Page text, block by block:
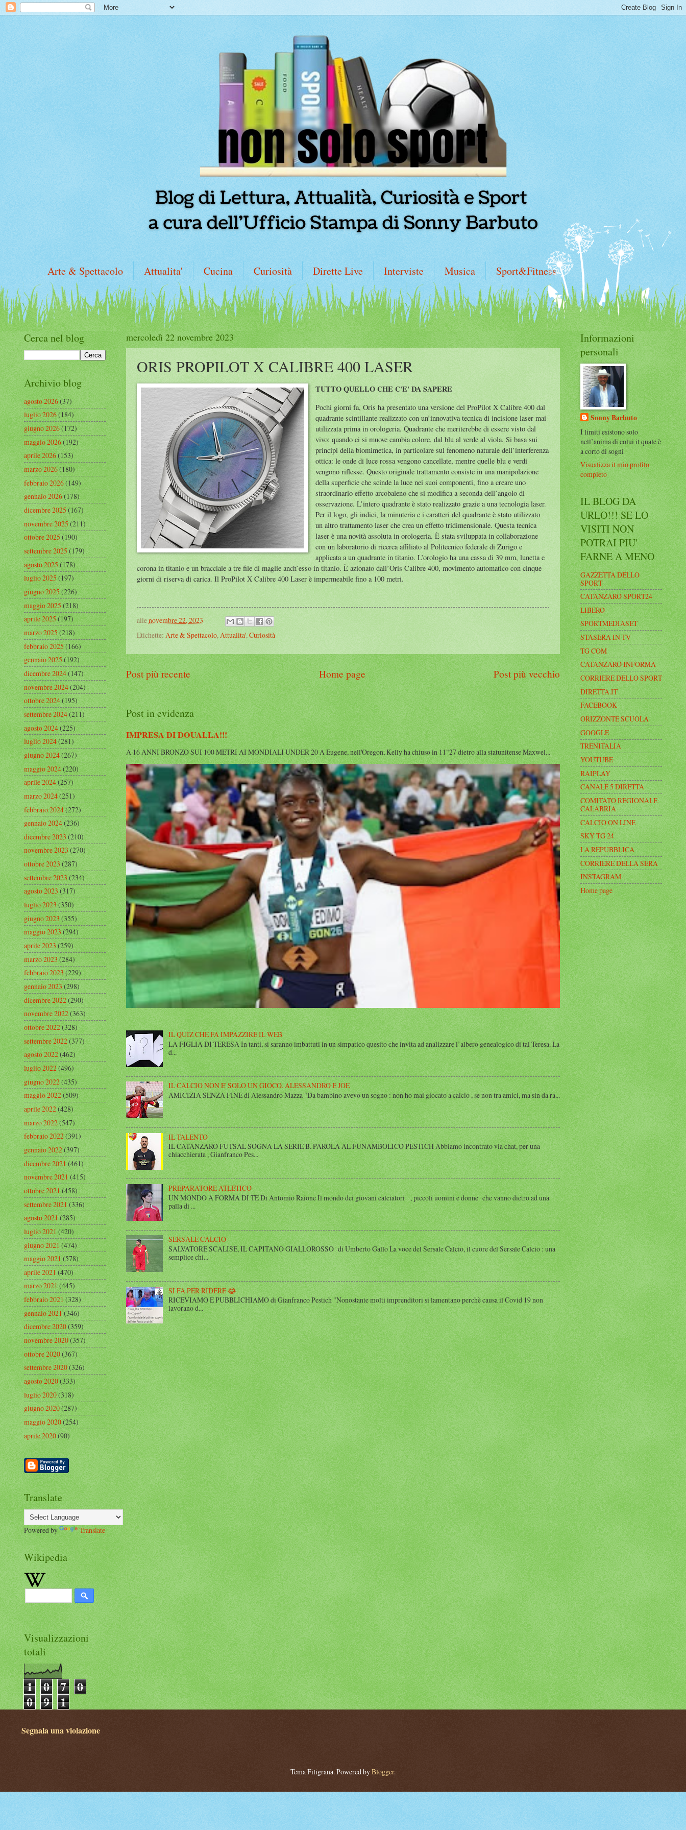
Arte & Spettacolo Attualita' Cucina Curiosità Dirette Live Interviste Musica Sport&Fitness
mercoledì 22 novembre 2023
ORIS PROPILOT X CALIBRE 400 LASER
TUTTO QUELLO CHE C'E' DA SAPERE
Pochi giorni fa, Oris ha presentato una versione del ProPilot X Calibre 400 dal
quadrante scintillante realizzato con un’innovativa tecnica di incisione laser mai
utilizzata prima in orologeria. Quadrante che meriterebbe di essere visto dal
vivo: quando ci si muove cambia colore, dal blu al verde al viola. Si basa sui
principi della biomimetica, in particolare sul fenomeno naturale dell’interferenza
ottica: le onde di luce rossa vengono cancellate, mentre quelle blu e verdi
vengono riflesse. Questo originale trattamento consiste in una manipolazione
della superficie che scinde la luce nei suoi componenti, fino a creare uno
straordinario effetto arcobaleno che si modifica a seconda dell’angolo di
osservazione. L’intero quadrante è stato realizzato grazie a una tecnologia laser.
Per il logo, gli indici, la minuteria e i caratteri del quadrante è stato utilizzato
un altro trattamento laser che crea un effetto tridimensionale. Questa tecnica
laser è una novità assoluta in orologeria. È stata sviluppata in collaborazione
con un laboratorio di ricerca affiliato al Politecnico federale di Zurigo e
applicata a un quadrante in titanio. L’orologio ha una cassa di 39 mm, lunetta e
corona in titanio e un bracciale a tre file di maglie anch’esso in titanio. È azionato dall’Oris Calibre 400, movimento automatico con cinque
giorni di riserva di carica. Il ProPilot X Calibre 400 Laser è impermeabile fino a 100 metri.
allenovembre 22, 2023
Etichette: Arte & Spettacolo,Attualita',Curiosità
Post più recente Post più vecchio
Home page
Post in evidenza
IMPRESA DI DOUALLA!!!
A 16 ANNI BRONZO SUI 100 METRI AI MONDIALI UNDER 20 A Eugene, nell'Oregon, Kelly ha chiuso in 11"27 dietro alla statunitense Maxwel...
IL QUIZ CHE FA IMPAZZIRE IL WEB
LA FIGLIA DI TERESA In tanti, si saranno imbattuti in un simpatico quesito che invita ad analizzare l’albero genealogico di tal Teresa. La
d...
IL CALCIO NON E' SOLO UN GIOCO. ALESSANDRO E JOE
AMICIZIA SENZA FINE di Alessandro Mazza "Da bambino avevo un sogno : non ho mai giocato a calcio , se non tra amici, ma sin da ra...
IL TALENTO
IL CATANZARO FUTSAL SOGNA LA SERIE B. PAROLA AL FUNAMBOLICO PESTICH Abbiamo incontrato via chat, per una
chiacchierata , Gianfranco Pes...
PREPARATORE ATLETICO
UN MONDO A FORMA DI TE Di Antomio Raione Il mondo dei giovani calciatori , piccoli uomini e donne che vanno dietro ad una
palla di ...
SERSALE CALCIO
SALVATORE SCALISE, IL CAPITANO GIALLOROSSO di Umberto Gallo La voce del Sersale Calcio, il cuore del Sersale Calcio : una
semplice chi...
SI FA PER RIDERE 😂
RICEVIAMO E PUBBLICHIAMO di Gianfranco Pestich "Nonostante molti imprenditori si lamentano perchè causa il Covid 19 non
lavorano d...
Cerca nel blog
Archivio blog
agosto 2026(37)
luglio 2026(184)
giugno 2026(172)
maggio 2026(192)
aprile 2026(153)
marzo 2026(180)
febbraio 2026(149)
gennaio 2026(178)
dicembre 2025(167)
novembre 2025(211)
ottobre 2025(190)
settembre 2025(179)
agosto 2025(178)
luglio 2025(197)
giugno 2025(226)
maggio 2025(218)
aprile 2025(197)
marzo 2025(218)
febbraio 2025(166)
gennaio 2025(192)
dicembre 2024(147)
novembre 2024(204)
ottobre 2024(195)
settembre 2024(211)
agosto 2024(225)
luglio 2024(281)
giugno 2024(267)
maggio 2024(220)
aprile 2024(257)
marzo 2024(251)
febbraio 2024(272)
gennaio 2024(236)
dicembre 2023(210)
novembre 2023(270)
ottobre 2023(287)
settembre 2023(234)
agosto 2023(317)
luglio 2023(350)
giugno 2023(355)
maggio 2023(294)
aprile 2023(259)
marzo 2023(284)
febbraio 2023(229)
gennaio 2023(298)
dicembre 2022(290)
novembre 2022(363)
ottobre 2022(328)
settembre 2022(377)
agosto 2022(462)
luglio 2022(496)
giugno 2022(435)
maggio 2022(509)
aprile 2022(428)
marzo 2022(547)
febbraio 2022(391)
gennaio 2022(397)
dicembre 2021(461)
novembre 2021(415)
ottobre 2021(458)
settembre 2021(336)
agosto 2021(285)
luglio 2021(420)
giugno 2021(474)
maggio 2021(578)
aprile 2021(470)
marzo 2021(445)
febbraio 2021(328)
gennaio 2021(346)
dicembre 2020(359)
novembre 2020(357)
ottobre 2020(367)
settembre 2020(326)
agosto 2020(333)
luglio 2020(318)
giugno 2020(287)
maggio 2020(254)
aprile 2020(90)
Translate
Powered by Translate
Wikipedia
Visualizzazioni
totali
1 0 7 0
0 9 1
Informazioni
personali
Sonny Barbuto
I limiti esistono solo
nell’anima di colui il quale è
a corto di sogni
Visualizza il mio profilo
completo
IL BLOG DA
URLO!!! SE LO
VISITI NON
POTRAI PIU'
FARNE A MENO
GAZZETTA DELLO
SPORT
CATANZARO SPORT24
LIBERO
SPORTMEDIASET
STASERA IN TV
TG COM
CATANZARO INFORMA
CORRIERE DELLO SPORT
DIRETTA.IT
FACEBOOK
ORIZZONTE SCUOLA
GOOGLE
TRENITALIA
YOUTUBE
RAIPLAY
CANALE 5 DIRETTA
COMITATO REGIONALE
CALABRIA
CALCIO ON LINE
SKY TG 24
LA REPUBBLICA
CORRIERE DELLA SERA
INSTAGRAM
Home page
Segnala una violazione
Tema Filigrana. Powered byBlogger.